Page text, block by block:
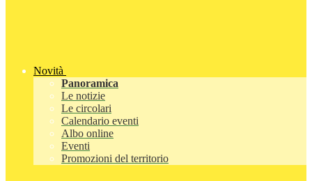
Novità
Panoramica
Le notizie
Le circolari
Calendario eventi
Albo online
Eventi
Promozioni del territorio